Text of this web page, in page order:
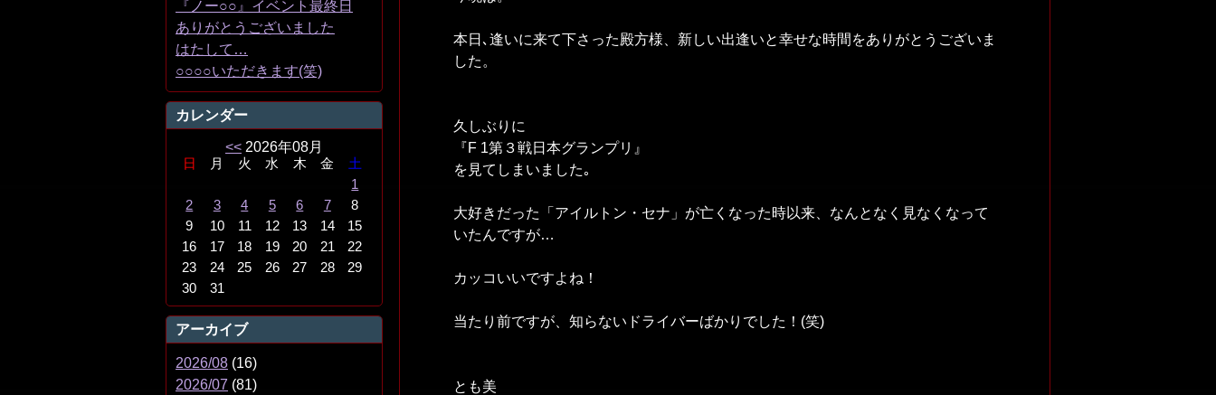
『ノー○○』イベント最終日
ありがとうございました
はたして…
○○○○いただきます(笑)
カレンダー
<< 2026年08月
日 月 火 水 木 金
土
1
2
3 4 5 6 7
8
9
10 11 12 13 14
15
16
17 18 19 20 21
22
23
24 25 26 27 28
29
30
31
アーカイブ
2026/08 (16)
2026/07 (81)
本日､逢いに来て下さった殿方様、新しい出逢いと幸せな時間をありがとうございま
した。
久しぶりに
『F 1第３戦日本グランプリ』
を見てしまいました｡
大好きだった「アイルトン・セナ」が亡くなった時以来、なんとなく見なくなって
いたんですが…
カッコいいですよね！
当たり前ですが、知らないドライバーばかりでした！(笑)
とも美